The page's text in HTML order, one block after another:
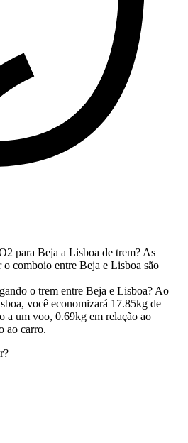
para Beja a Lisboa de trem? As
o comboio entre Beja e Lisboa são
o trem entre Beja e Lisboa? Ao
você economizará 17.85kg de
a um voo, 0.69kg em relação ao
ao carro.